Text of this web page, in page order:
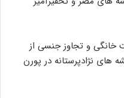
و تجاوز جنسی از
های نژادپرستانه در پورن